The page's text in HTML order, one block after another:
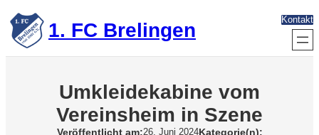
Zum
Inhalt
springen 1. FC Brelingen Kontakt
Umkleidekabine vom
Vereinsheim in Szene
Veröffentlicht am:26. Juni 2024Kategorie(n):